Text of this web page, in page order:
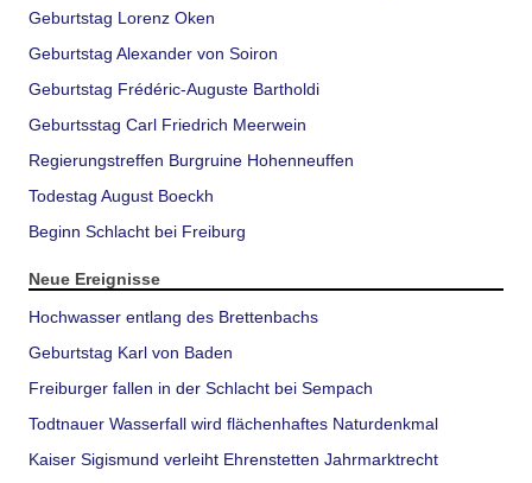
Geburtstag Lorenz Oken
Geburtstag Alexander von Soiron
Geburtstag Frédéric-Auguste Bartholdi
Geburtsstag Carl Friedrich Meerwein
Regierungstreffen Burgruine Hohenneuffen
Todestag August Boeckh
Beginn Schlacht bei Freiburg
Neue Ereignisse
Hochwasser entlang des Brettenbachs
Geburtstag Karl von Baden
Freiburger fallen in der Schlacht bei Sempach
Todtnauer Wasserfall wird flächenhaftes Naturdenkmal
Kaiser Sigismund verleiht Ehrenstetten Jahrmarktrecht